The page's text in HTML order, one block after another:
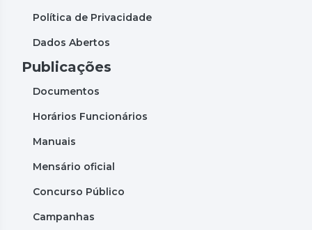
Política de Privacidade
Dados Abertos
Publicações
Documentos
Horários Funcionários
Manuais
Mensário oficial
Concurso Público
Campanhas